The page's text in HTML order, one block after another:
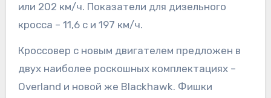
или 202 км/ч. Показатели для дизельного
кросса – 11,6 с и 197 км/ч.
Кроссовер с новым двигателем предложен в
двух наиболее роскошных комплектациях –
Overland и новой же Blackhawk. Фишки